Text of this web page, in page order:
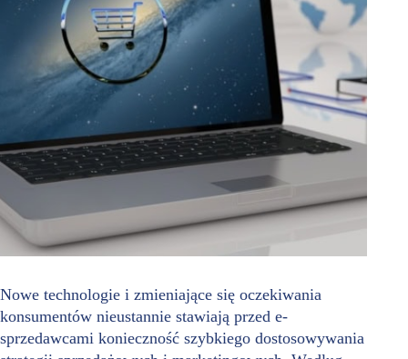
Nowe technologie i zmieniające się oczekiwania
konsumentów nieustannie stawiają przed e-
sprzedawcami konieczność szybkiego dostosowywania